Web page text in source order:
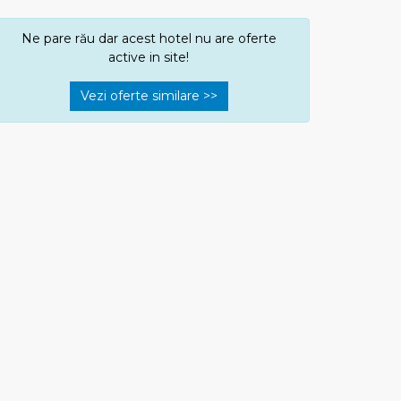
Ne pare rău dar acest hotel nu are oferte
active in site!
Vezi oferte similare >>